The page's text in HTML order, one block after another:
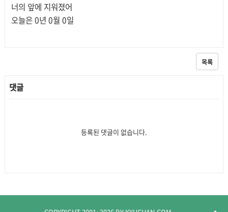
너의 앞에 지워졌어
오늘은 0년 0월 0일
목록
댓글
등록된 댓글이 없습니다.